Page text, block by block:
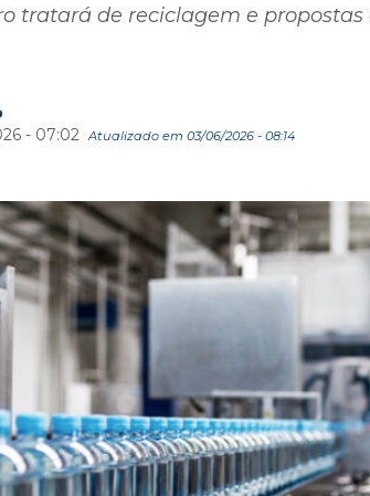
tratará de reciclagem e
- 07:02 Atualizado em 03/06/2026 - 08:14